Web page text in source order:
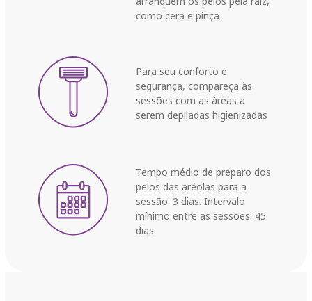
como cera e pinça
Para seu conforto e
segurança, compareça às
sessões com as áreas a
serem depiladas higienizadas
Tempo médio de preparo dos
pelos das aréolas para a
sessão: 3 dias. Intervalo
mínimo entre as sessões: 45
dias